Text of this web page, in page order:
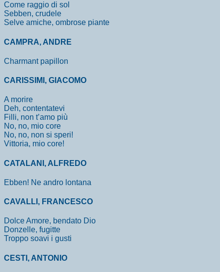
Come raggio di sol
Sebben, crudele
Selve amiche, ombrose piante
CAMPRA, ANDRE
Charmant papillon
CARISSIMI, GIACOMO
A morire
Deh, contentatevi
Filli, non t’amo più
No, no, mio core
No, no, non si speri!
Vittoria, mio core!
CATALANI, ALFREDO
Ebben! Ne andro lontana
CAVALLI, FRANCESCO
Dolce Amore, bendato Dio
Donzelle, fugitte
Troppo soavi i gusti
CESTI, ANTONIO